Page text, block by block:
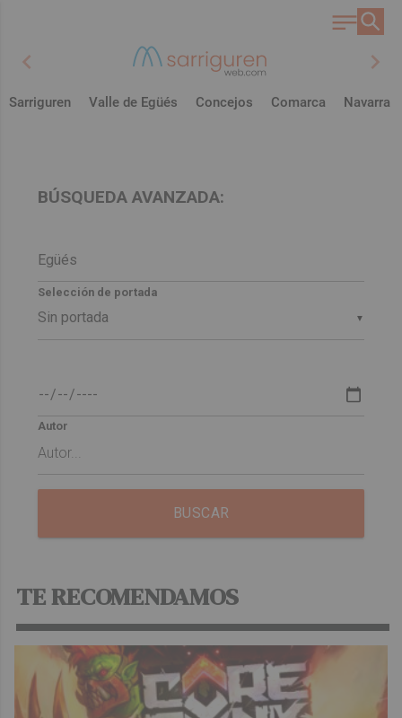
chevron_left chevron_right
Sarriguren Valle de Egüés Concejos Comarca Navarra
BÚSQUEDA AVANZADA:
▼
Selección de portada
Autor
BUSCAR
TE RECOMENDAMOS